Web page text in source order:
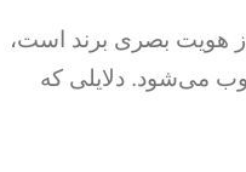
هویت بصری برند است،
می‌شود. دلایلی که